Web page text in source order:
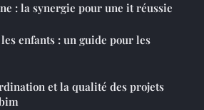
: la synergie pour une it réussie
enfants : un guide pour les
et la qualité des projets